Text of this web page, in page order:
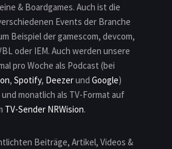
& Boardgames. Auch ist die
Events der Branche
Beispiel der gamescom, devcom,
oder IEM. Auch werden unsere
pro Woche als Podcast (bei
, Spotify, Deezerund Google)
monatlich als TV-Format auf
TV-Sender NRWision.
Beiträge, Artikel, Videos &